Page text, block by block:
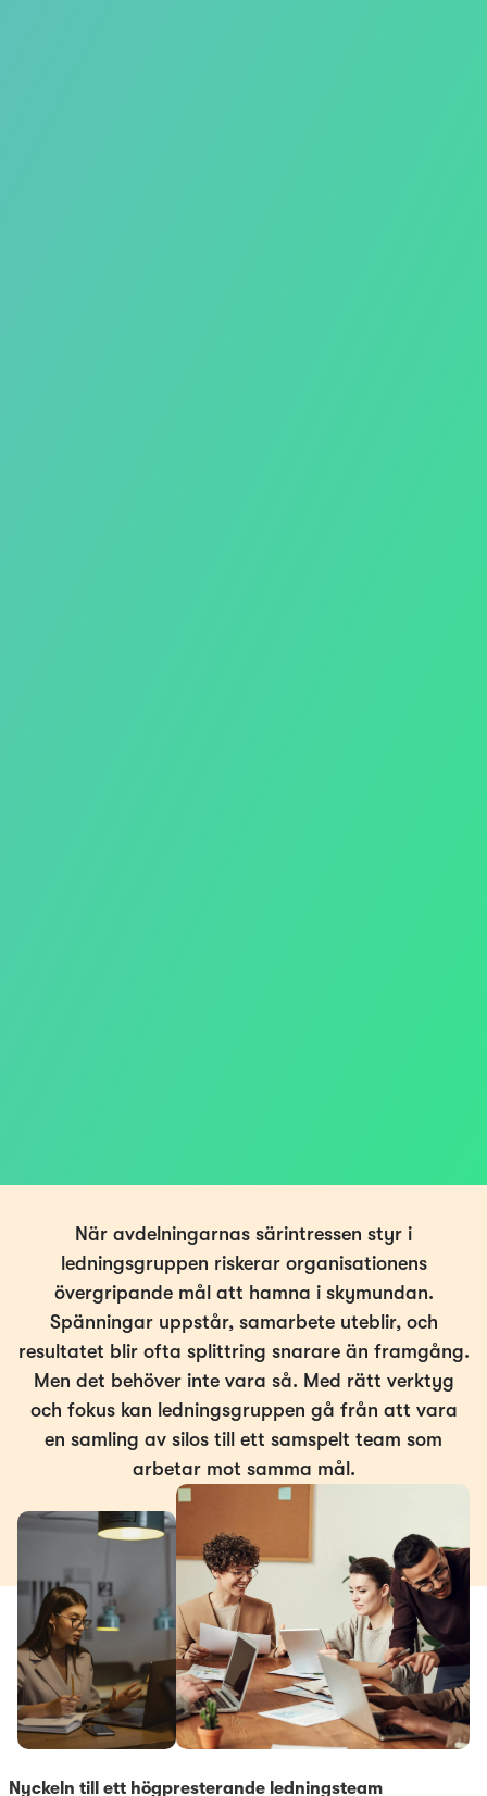
När avdelningarnas särintressen styr i
ledningsgruppen riskerar organisationens
övergripande mål att hamna i skymundan.
Spänningar uppstår, samarbete uteblir, och
resultatet blir ofta splittring snarare än framgång.
Men det behöver inte vara så. Med rätt verktyg
och fokus kan ledningsgruppen gå från att vara
en samling av silos till ett samspelt team som
arbetar mot samma mål.
Nyckeln till ett högpresterande ledningsteam